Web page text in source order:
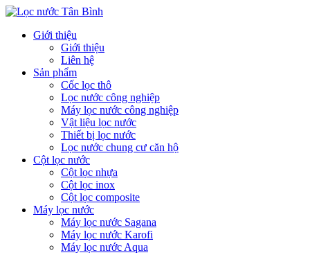
Giới thiệu
Giới thiệu
Liên hệ
Sản phẩm
Cốc lọc thô
Lọc nước công nghiệp
Máy lọc nước công nghiệp
Vật liệu lọc nước
Thiết bị lọc nước
Lọc nước chung cư căn hộ
Cột lọc nước
Cột lọc nhựa
Cột lọc inox
Cột lọc composite
Máy lọc nước
Máy lọc nước Sagana
Máy lọc nước Karofi
Máy lọc nước Aqua